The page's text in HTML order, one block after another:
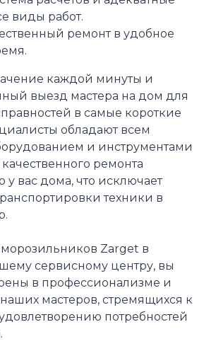
виды работ.
ремонт в удобное
каждой минуты и
выезд мастера на дом для
в самые короткие
обладают всем
и инструментами
ремонта
у вас дома, что исключает
техники в
Zarget в
сервисному центру, вы
в профессионализме и
наших мастеров, стремящихся к
потребностей